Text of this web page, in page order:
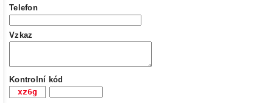
Telefon
Vzkaz
Kontrolní kód